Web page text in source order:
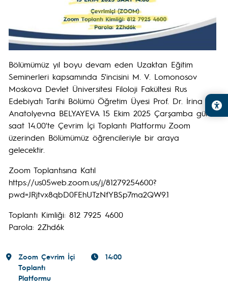
Bölümümüz yıl boyu devam eden Uzaktan Eğitim
Seminerleri kapsamında 5'incisini M. V. Lomonosov
Moskova Devlet Üniversitesi Filoloji Fakültesi Rus
Edebiyatı Tarihi Bölümü Öğretim Üyesi Prof. Dr. İrina
Anatolyevna BELYAYEVA 15 Ekim 2025 Çarşamba günü
saat 14.00'te Çevrim İçi Toplantı Platformu Zoom
üzerinden Bölümümüz öğrencileriyle bir araya
gelecektir.
Zoom Toplantısına Katıl
https://us05web.zoom.us/j/81279254600?
pwd=JRjtvx8qbD0FEhUTzNfYBSp7ma2QW9.1
Toplantı Kimliği: 812 7925 4600
Parola: 2Zhd6k
Zoom Çevrim İçi
Toplantı
Platformu
14:00